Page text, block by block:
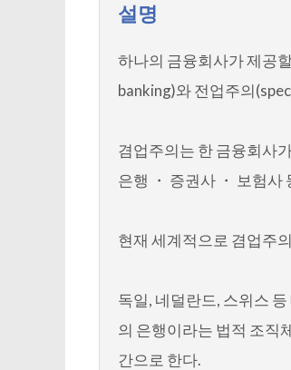
설명
하나의 금융회사가 제공
banking)와 전업주의
겸업주의는 한 금융회사
은행 ・ 증권사 ・ 보험
현재 세계적으로 겸업주
독일, 네덜란드, 스위스
의 은행이라는 법적 조직
간으로 한다.